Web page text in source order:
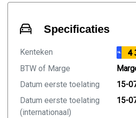
Specificaties
Kenteken NL
BTW of Marge
Datum eerste toelating
15-
Datum eerste toelating
(internationaal)
15-